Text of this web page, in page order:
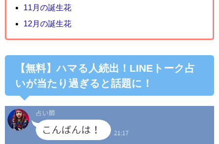
11月の誕生花
12月の誕生花
【無料】ハマる人続出！LINEトーク占
いが当たり過ぎると話題に！